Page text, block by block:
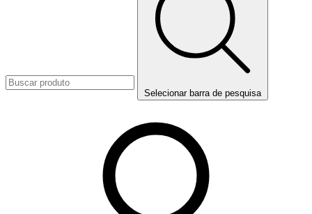
Selecionar barra de pesquisa